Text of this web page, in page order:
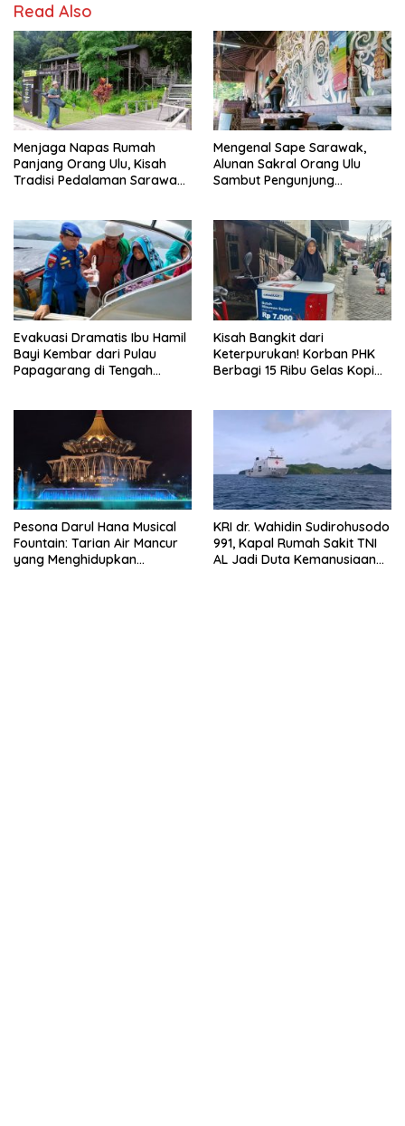
Read Also
Menjaga Napas Rumah
Panjang Orang Ulu, Kisah
Tradisi Pedalaman Sarawak
Mengenal Sape Sarawak,
Alunan Sakral Orang Ulu
Sambut Pengunjung
Evakuasi Dramatis Ibu Hamil
Bayi Kembar dari Pulau
Papagarang di Tengah
Kisah Bangkit dari
Keterpurukan! Korban PHK
Berbagi 15 Ribu Gelas Kopi
Pesona Darul Hana Musical
Fountain: Tarian Air Mancur
yang Menghidupkan
KRI dr. Wahidin Sudirohusodo
991, Kapal Rumah Sakit TNI
AL Jadi Duta Kemanusiaan